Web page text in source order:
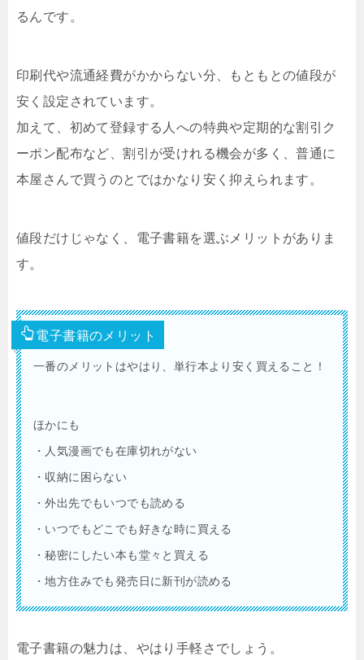
るんです。
印刷代や流通経費がかからない分、もともとの値段が
安く設定されています。
加えて、初めて登録する人への特典や定期的な割引ク
ーポン配布など、割引が受けれる機会が多く、普通に
本屋さんで買うのとではかなり安く抑えられます。
値段だけじゃなく、電子書籍を選ぶメリットがありま
す。
電子書籍のメリット
一番のメリットはやはり、単行本より安く買えること！
ほかにも
・人気漫画でも在庫切れがない
・収納に困らない
・外出先でもいつでも読める
・いつでもどこでも好きな時に買える
・秘密にしたい本も堂々と買える
・地方住みでも発売日に新刊が読める
電子書籍の魅力は、やはり手軽さでしょう。